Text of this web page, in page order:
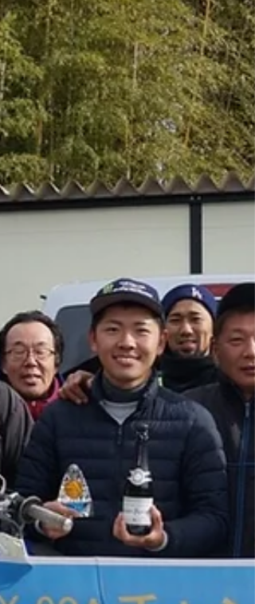
本日はＪＮＣＣ ＷＥＸの優勝者を対象に行われた
ンケットにお招きいただきました 折角の機会ですの
東京にあるニューオータニホテルまで行って参りま
た！ 全国の優勝者が集い、ちょっとビビッてました
が、皆さん 凄くフレンドリーでとても楽しいひと時
過ごすことが出来ました...